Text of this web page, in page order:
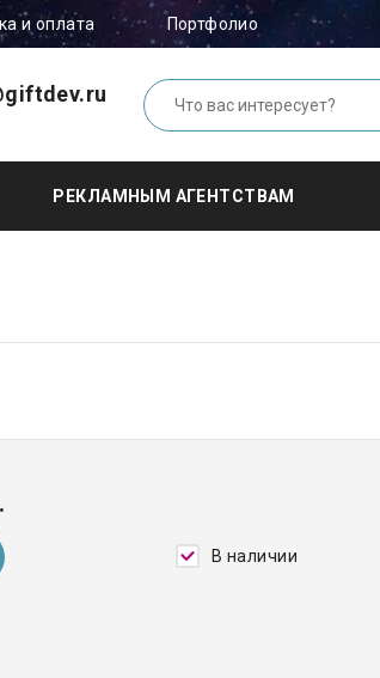
и оплата Портфолио
РЕКЛАМНЫМ АГЕНТСТВАМ
В наличии